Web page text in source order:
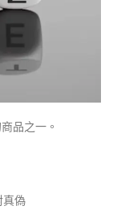
品之一。
真偽